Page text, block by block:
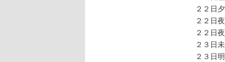
２２
２２日
２２
２３
２３